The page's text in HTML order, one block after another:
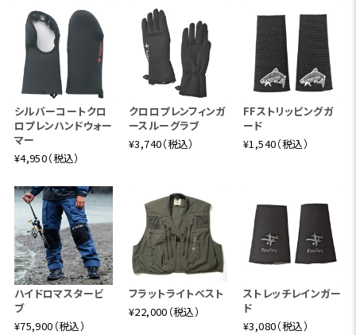
シルバーコートクロ
ロプレンハンドウォー
マー
¥4,950（税込）
クロロプレンフィンガ
ースルーグラブ
¥3,740（税込）
FFストリッピングガ
ード
¥1,540（税込）
ハイドロマスタービ
ブ
¥75,900（税込）
フラットライトベスト
¥22,000（税込）
ストレッチレインガー
ド
¥3,080（税込）